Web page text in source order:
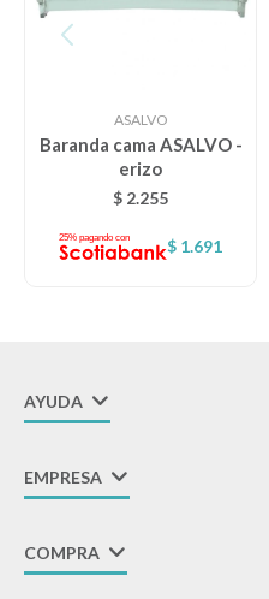
ASALVO
Baranda cama ASALVO -
erizo
$ 2.255
$ 1.691
AYUDA
EMPRESA
COMPRA
Bolsos y mochilas
Vestimenta
Sale
Contacto
Local MVD Kids